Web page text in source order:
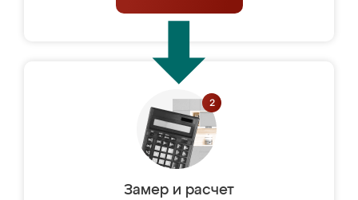
Замер и расчет